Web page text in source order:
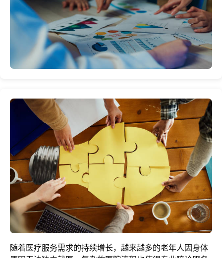
随着医疗服务需求的持续增长，越来越多的老年人因身体